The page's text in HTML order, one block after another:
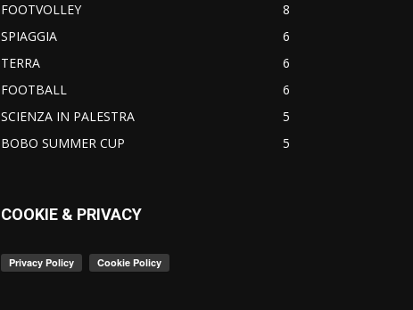
FOOTVOLLEY
8
SPIAGGIA
6
TERRA
6
FOOTBALL
6
SCIENZA IN PALESTRA
5
BOBO SUMMER CUP
5
COOKIE & PRIVACY